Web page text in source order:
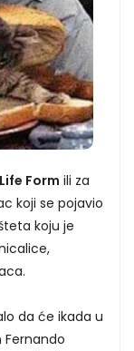
Form ili za
koji se pojavio
koju je
da će ikada u